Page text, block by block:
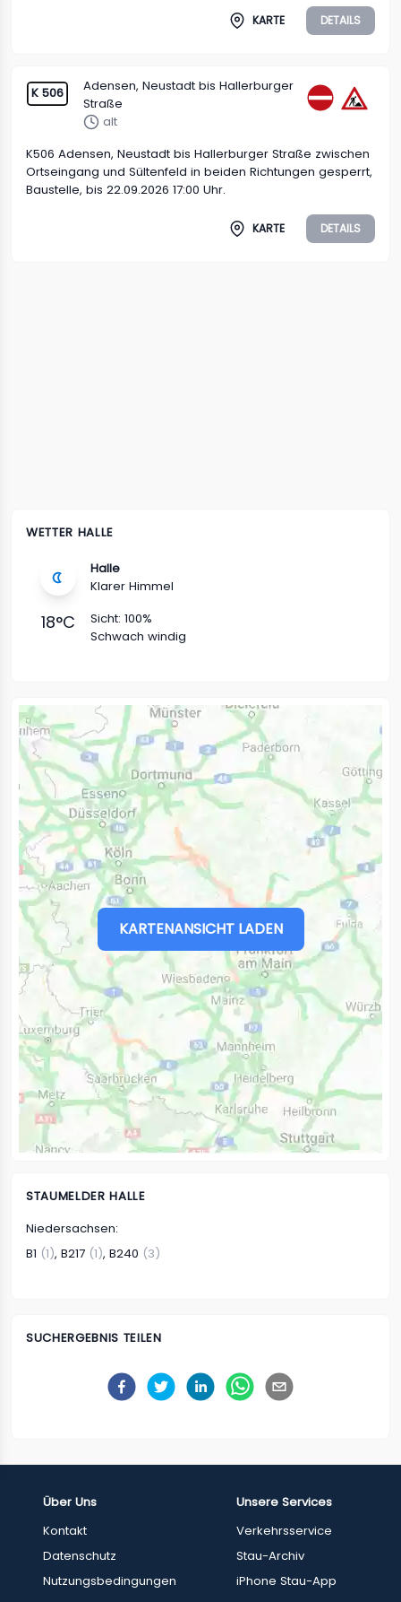
KARTE DETAILS
K 506
Adensen, Neustadt bis Hallerburger
Straße
alt
K506 Adensen, Neustadt bis Hallerburger Straße zwischen
Ortseingang und Sültenfeld in beiden Richtungen gesperrt,
Baustelle, bis 22.09.2026 17:00 Uhr.
KARTE DETAILS
WETTER HALLE
Halle
Klarer Himmel
18°C Sicht: 100%
Schwach windig
KARTENANSICHT LADEN
STAUMELDER HALLE
Niedersachsen:
B1 (1), B217 (1), B240 (3)
SUCHERGEBNIS TEILEN
Über Uns
Kontakt
Datenschutz
Nutzungsbedingungen
Unsere Services
Verkehrsservice
Stau-Archiv
iPhone Stau-App